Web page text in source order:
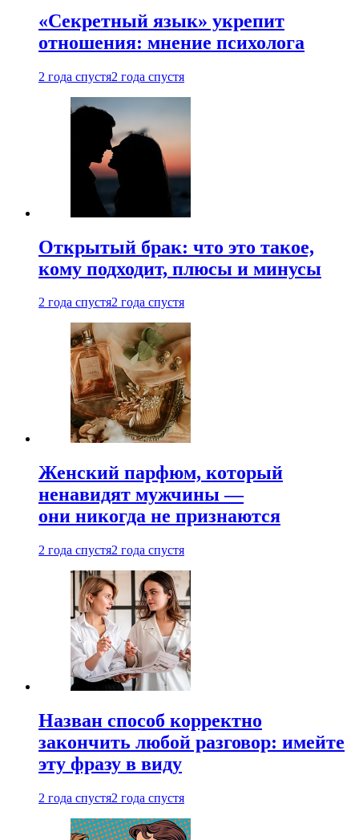
«Секретный язык» укрепит
отношения: мнение психолога
2 года спустя2 года спустя
Открытый брак: что это такое,
кому подходит, плюсы и минусы
2 года спустя2 года спустя
Женский парфюм, который
ненавидят мужчины —
они никогда не признаются
2 года спустя2 года спустя
Назван способ корректно
закончить любой разговор: имейте
эту фразу в виду
2 года спустя2 года спустя